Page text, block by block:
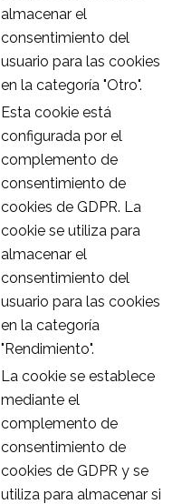
almacenar el
consentimiento del
usuario para las cookies
en la categoría "Otro".
Esta cookie está
configurada por el
complemento de
consentimiento de
cookies de GDPR. La
cookie se utiliza para
almacenar el
consentimiento del
usuario para las cookies
en la categoría
"Rendimiento".
La cookie se establece
mediante el
complemento de
consentimiento de
cookies de GDPR y se
utiliza para almacenar si